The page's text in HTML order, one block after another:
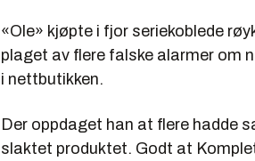
«Ole» kjøpte i fjor seriekoblede
plaget av flere falske alarmer om
i nettbutikken.
Der oppdaget han at flere hadde
slaktet produktet. Godt at